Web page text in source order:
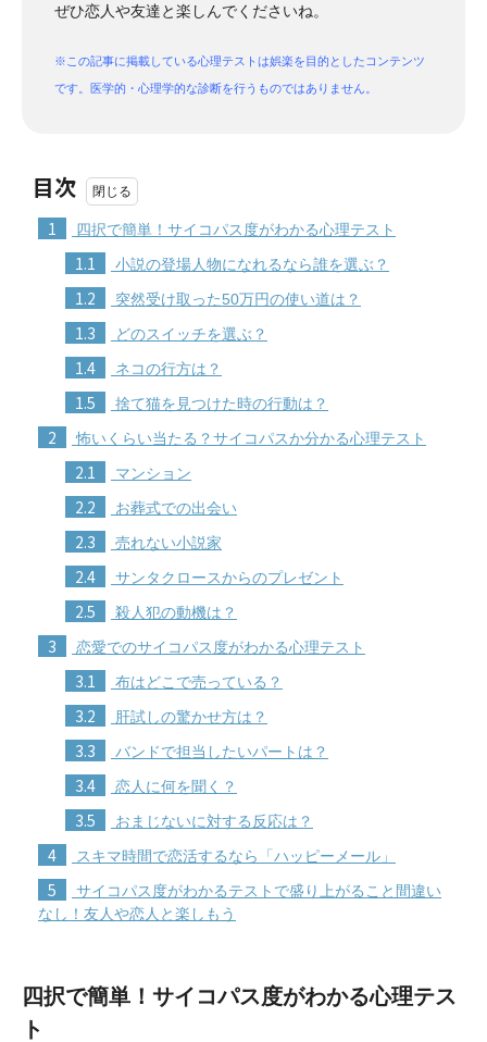
ぜひ恋人や友達と楽しんでくださいね。
※この記事に掲載している心理テストは娯楽を目的としたコンテンツ
です。医学的・心理学的な診断を行うものではありません。
目次
1 四択で簡単！サイコパス度がわかる心理テスト
1.1 小説の登場人物になれるなら誰を選ぶ？
1.2 突然受け取った50万円の使い道は？
1.3 どのスイッチを選ぶ？
1.4 ネコの行方は？
1.5 捨て猫を見つけた時の行動は？
2 怖いくらい当たる？サイコパスか分かる心理テスト
2.1 マンション
2.2 お葬式での出会い
2.3 売れない小説家
2.4 サンタクロースからのプレゼント
2.5 殺人犯の動機は？
3 恋愛でのサイコパス度がわかる心理テスト
3.1 布はどこで売っている？
3.2 肝試しの驚かせ方は？
3.3 バンドで担当したいパートは？
3.4 恋人に何を聞く？
3.5 おまじないに対する反応は？
4 スキマ時間で恋活するなら「ハッピーメール」
5
サイコパス度がわかるテストで盛り上がること間違い
なし！友人や恋人と楽しもう
四択で簡単！サイコパス度がわかる心理テス
ト